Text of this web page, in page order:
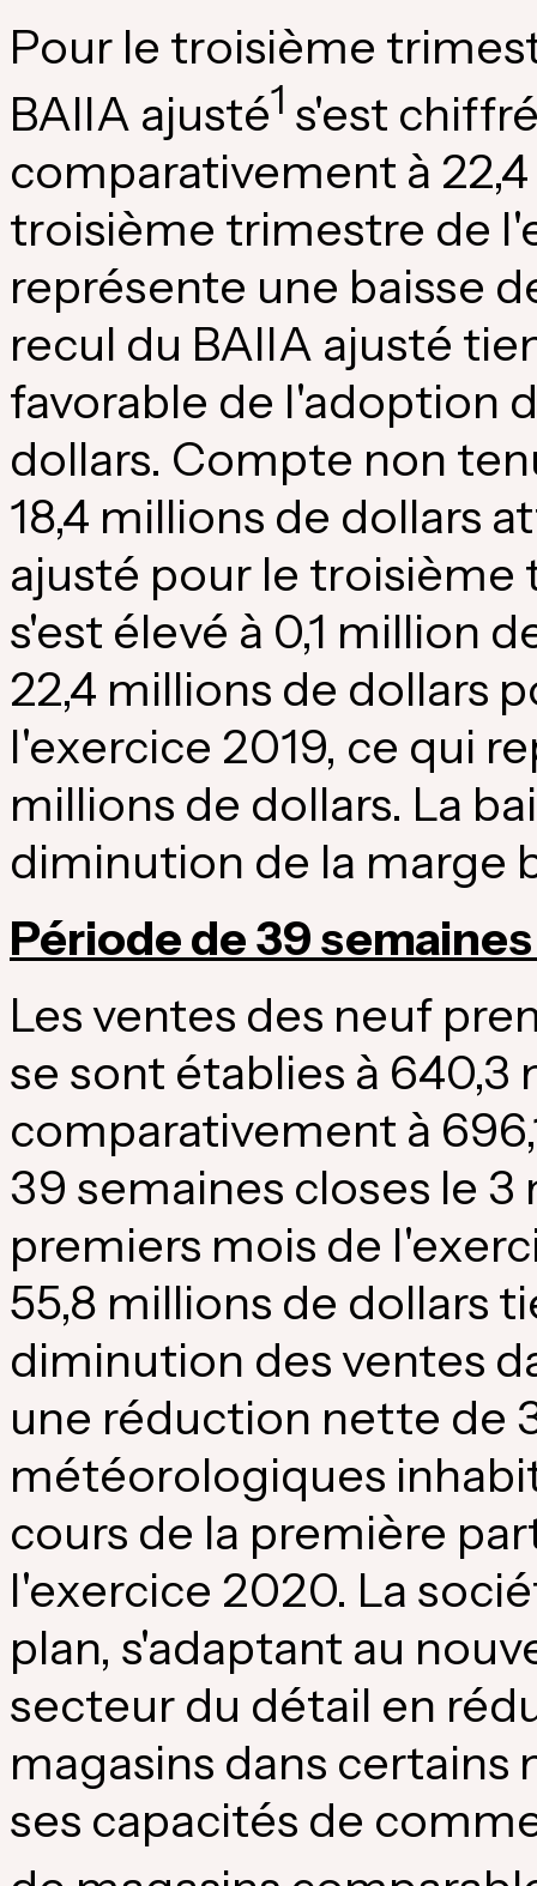
Pour le troisième
BAIIA ajusté1 s'est
comparativement à
troisième trimestre de
représente une baisse
recul du BAIIA ajusté
favorable de l'adoption
dollars. Compte non
18,4 millions de dollars
ajusté pour le
s'est élevé à 0,1 million
22,4 millions de dollars
l'exercice 2019, ce qui
millions de dollars. La
diminution de la marge
Période de 39
Les ventes des neuf
se sont établies à 640,3
comparativement à
39 semaines closes le
premiers mois de
55,8 millions de dollars
diminution des ventes
une réduction nette de
météorologiques
cours de la première
l'exercice 2020. La
plan, s'adaptant au
secteur du détail en
magasins dans
ses capacités de